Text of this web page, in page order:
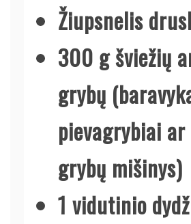
Žiupsnelis
300 g šviežių
grybų
pievagrybiai
grybų mišinys)
1 vidutinio